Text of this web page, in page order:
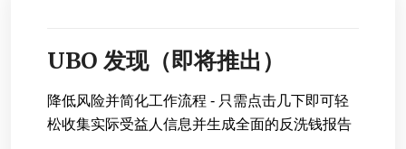
UBO 发现（即将推出）
降低风险并简化工作流程 - 只需点击几下即可轻
松收集实际受益人信息并生成全面的反洗钱报告